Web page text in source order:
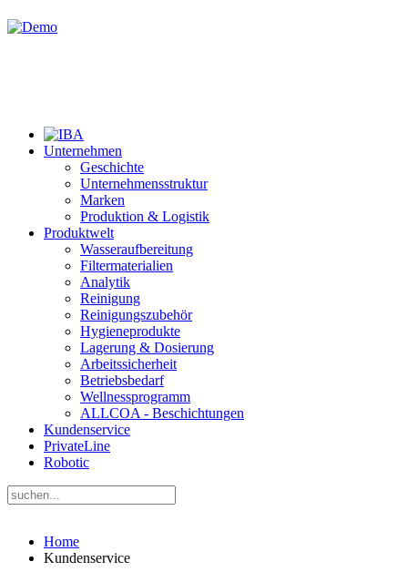
Unternehmen
Geschichte
Unternehmensstruktur
Marken
Produktion & Logistik
Produktwelt
Wasseraufbereitung
Filtermaterialien
Analytik
Reinigung
Reinigungszubehör
Hygieneprodukte
Lagerung & Dosierung
Arbeitssicherheit
Betriebsbedarf
Wellnessprogramm
ALLCOA - Beschichtungen
Kundenservice
PrivateLine
Robotic
Home
Kundenservice